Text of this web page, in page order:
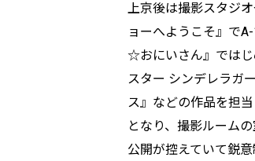
上京後は撮影スタジ
ョーへようこそ』で
☆おにいさん』ではじ
スター シンデレラガ
ス』などの作品を担
となり、撮影ルーム
公開が控えていて鋭